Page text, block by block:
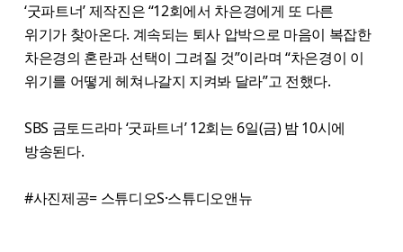
‘굿파트너’ 제작진은 “12회에서 차은경에게 또 다른
위기가 찾아온다. 계속되는 퇴사 압박으로 마음이 복잡한
차은경의 혼란과 선택이 그려질 것”이라며 “차은경이 이
위기를 어떻게 헤쳐나갈지 지켜봐 달라”고 전했다.
SBS 금토드라마 ‘굿파트너’ 12회는 6일(금) 밤 10시에
방송된다.
#사진제공= 스튜디오S·스튜디오앤뉴